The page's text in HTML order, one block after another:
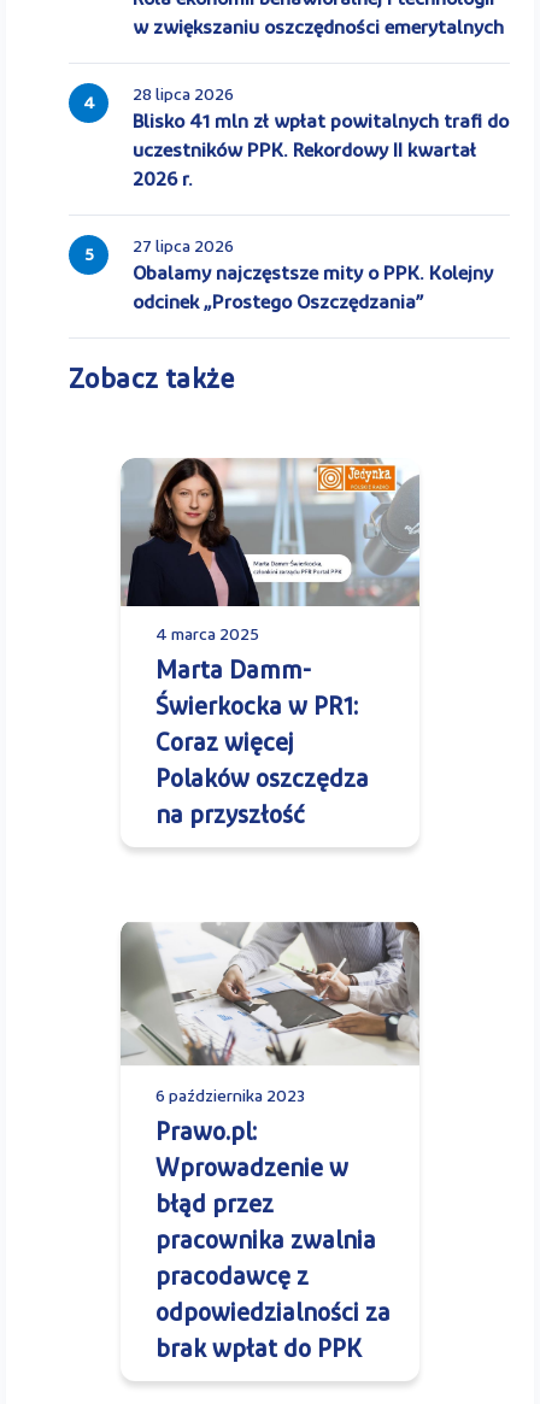
w zwiększaniu oszczędności emerytalnych
4 28 lipca 2026
Blisko 41 mln zł wpłat powitalnych trafi do
uczestników PPK. Rekordowy II kwartał
2026 r.
5 27 lipca 2026
Obalamy najczęstsze mity o PPK. Kolejny
odcinek „Prostego Oszczędzania”
Zobacz także
4 marca 2025
Marta Damm-
Świerkocka w PR1:
Coraz więcej
Polaków oszczędza
na przyszłość
6 października 2023
Prawo.pl:
Wprowadzenie w
błąd przez
pracownika zwalnia
pracodawcę z
odpowiedzialności za
brak wpłat do PPK